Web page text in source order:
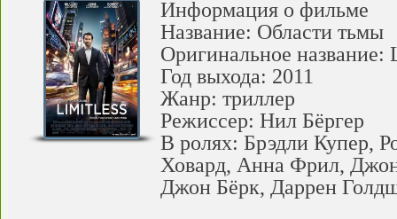
Информация о фильме
Название: Области тьмы
Оригинальное название:
Год выхода: 2011
Жанр: триллер
Режиссер: Нил Бёргер
В ролях: Брэдли Купер,
Ховард, Анна Фрил,
Джон Бёрк, Даррен